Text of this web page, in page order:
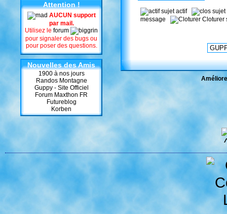
Attention !
AUCUN support
par mail.
Utilisez le forum
pour signaler des bugs ou
pour poser des questions.
Nouvelles des Amis
1900 à nos jours
Randos Montagne
Guppy - Site Officiel
Forum Maxthon FR
Futureblog
Korben
sujet actif
message